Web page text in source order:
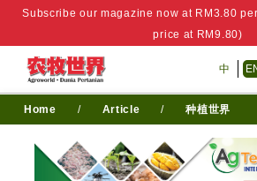
Subscribe our magazine now at RM3.80
price at RM9.80)
中
Home / Article / 种植世界